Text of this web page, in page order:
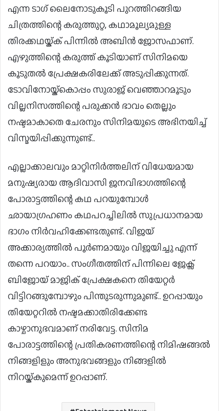
എന്ന ടാഗ് ലൈനോടുകൂടി പുറത്തിറങ്ങിയ
ചിത്രത്തിന്റെ കരുത്തുറ്റ, കഥാമൂല്യമുള്ള
തിരക്കഥയ്ക്ക് പിന്നിൽ അബിൻ ജോസഫാണ്.
എഴുത്തിന്റെ കരുത്ത് കൂടിയാണ് സിനിമയെ
കൂടുതൽ പ്രേക്ഷകരിലേക്ക് അടുപ്പിക്കുന്നത്.
ടോവിനോയ്ക്കൊപ്പം സുരാജ് വെഞ്ഞാറമൂടും
വില്ലനിസത്തിന്റെ പരുക്കൻ ഭാവം തെല്ലും
നഷ്ടമാകാതെ ചേരനും സിനിമയുടെ അഭിനയിച്ച്
വിസ്മയിപ്പിക്കുന്നുണ്ട്..
എല്ലാക്കാലവും മാറ്റിനിർത്തലിന് വിധേയമായ
മനുഷ്യരായ ആദിവാസി ജനവിഭാഗത്തിന്റെ
പോരാട്ടത്തിന്റെ കഥ പറയുമ്പോൾ
ഛായാഗ്രഹണം കഥപറച്ചിലിൽ സുപ്രധാനമായ
ഭാഗം നിർവഹിക്കേണ്ടതുണ്ട്. വിജയ്
അക്കാര്യത്തിൽ പൂർണമായും വിജയിച്ചു എന്ന്
തന്നെ പറയാം.. സംഗീതത്തിന് പിന്നിലെ ജേക്സ്
ബിജോയ് മാജിക് പ്രേക്ഷകനെ തിയേറ്റർ
വിട്ടിറങ്ങുമ്പോഴും പിന്തുടരുന്നുമുണ്ട്.. ഉറപ്പായും
തിയേറ്ററിൽ നഷ്ടമക്കാതിരിക്കേണ്ട
കാഴ്ചാനുഭവമാണ് നരിവേട്ട. സിനിമ
പോരാട്ടത്തിന്റെ പ്രതികരണത്തിന്റെ നിമിഷങ്ങൽ
നിങ്ങളിളും അനുഭവങ്ങളും നിങ്ങളിൽ
നിറയ്ക്കുമെന്ന് ഉറപ്പാണ്.